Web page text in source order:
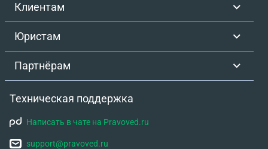
Клиентам
Юристам
Партнёрам
Техническая поддержка
Написать в чате на Pravoved.ru
support@pravoved.ru